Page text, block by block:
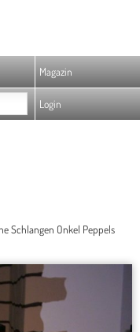
Magazin
Login
Schlangen Onkel Peppels